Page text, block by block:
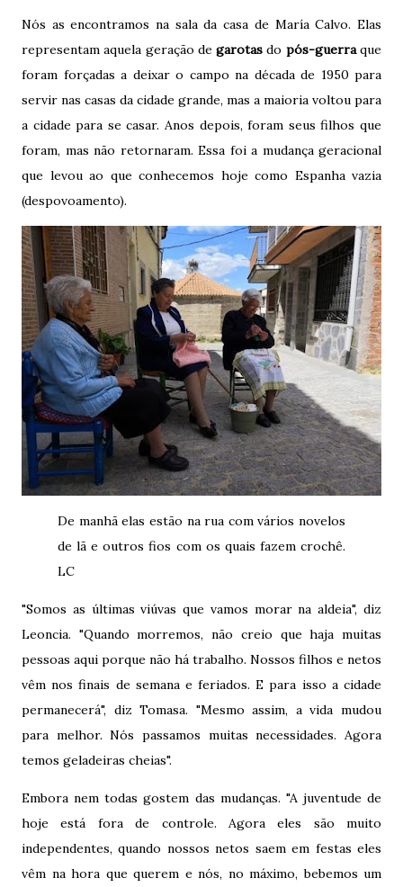
Nós as encontramos na sala da casa de María Calvo. Elas
representam aquela geração degarotas do pós-guerraque
foram forçadas a deixar o campo na década de 1950 para
servir nas casas da cidade grande, mas a maioria voltou para
a cidade para se casar. Anos depois, foram seus filhos que
foram, mas não retornaram. Essa foi a mudança geracional
que levou ao que conhecemos hoje como Espanha vazia
(despovoamento).
De manhã elas estão na rua com vários novelos
de lã e outros fios com os quais fazem crochê.
LC
"Somos as últimas viúvas que vamos morar na aldeia", diz
Leoncia. "Quando morremos, não creio que haja muitas
pessoas aqui porque não há trabalho. Nossos filhos e netos
vêm nos finais de semana e feriados. E para isso a cidade
permanecerá", diz Tomasa. "Mesmo assim, a vida mudou
para melhor. Nós passamos muitas necessidades. Agora
temos geladeiras cheias".
Embora nem todas gostem das mudanças. "A juventude de
hoje está fora de controle. Agora eles são muito
independentes, quando nossos netos saem em festas eles
vêm na hora que querem e nós, no máximo, bebemos um